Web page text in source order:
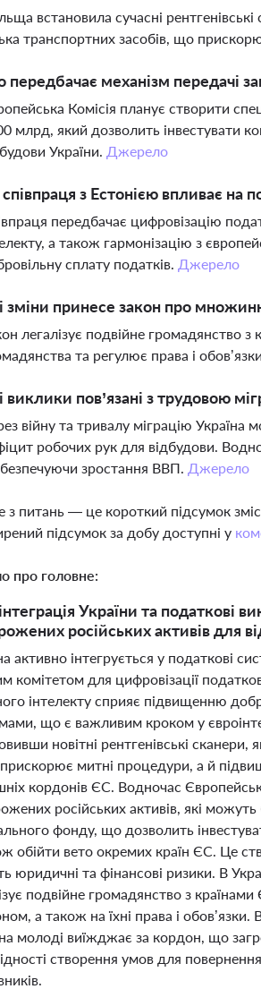
встановила сучасні
транспортних засобів, що
механізм передачі
Комісія планує створити
млрд, який дозволить інвестувати
України. Джерело
з Естонією впливає на
передбачає цифровізацію
а також гармонізацію з
сплату податків. Джерело
зміни принесе закон про
легалізує подвійне громадянство
та регулює права і
виклики пов’язані з трудовою
війну та тривалу міграцію
робочих рук для відбудови.
зростання ВВП. Джерело
з питань — це короткий підсумок
підсумок за добу доступні у
про головне:
України та податкові
російських активів для
активно інтегрується у податкові
комітетом для цифровізації
інтелекту сприяє підвищенню
що є важливим кроком у
новітні рентгенівські
митні процедури, а й
кордонів ЄС. Водночас
російських активів, які
фонду, що дозволить
обійти вето окремих країн ЄС. Це
юридичні та фінансові ризики. В
подвійне громадянство з
а також на їхні права і обов’язки.
молоді виїжджає за кордон, що
створення умов для